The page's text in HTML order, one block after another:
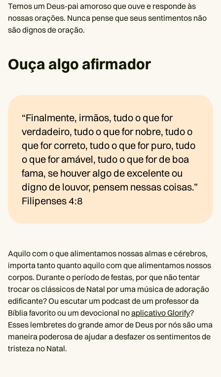
Temos um Deus-pai amoroso que ouve e responde às
nossas orações. Nunca pense que seus sentimentos não
são dignos de oração.
Ouça algo afirmador
“Finalmente, irmãos, tudo o que for
verdadeiro, tudo o que for nobre, tudo o
que for correto, tudo o que for puro, tudo
o que for amável, tudo o que for de boa
fama, se houver algo de excelente ou
digno de louvor, pensem nessas coisas.”
Filipenses 4:8
Aquilo com o que alimentamos nossas almas e cérebros,
importa tanto quanto aquilo com que alimentamos nossos
corpos. Durante o período de festas, por que não tentar
trocar os clássicos de Natal por uma música de adoração
edificante? Ou escutar um podcast de um professor da
Bíblia favorito ou um devocional noaplicativo Glorify?
Esses lembretes do grande amor de Deus por nós são uma
maneira poderosa de ajudar a desfazer os sentimentos de
tristeza no Natal.